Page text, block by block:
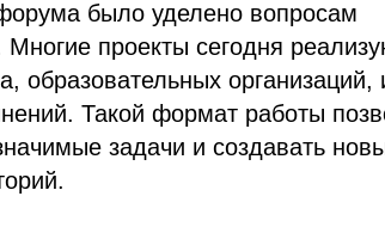
было уделено вопросам
проекты сегодня
образовательных организаций,
Такой формат работы
задачи и создавать